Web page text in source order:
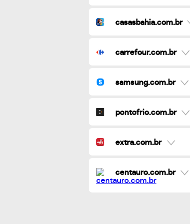
casasbahia.com.br
carrefour.com.br
samsung.com.br
pontofrio.com.br
extra.com.br
centauro.com.br